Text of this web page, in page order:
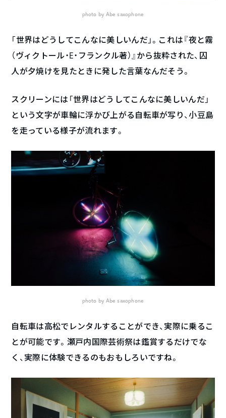
photo by Abe saxophone
「世界はどうしてこんなに美しいんだ」。これは『夜と霧
（ヴィクトール・E・フランクル著）』から抜粋された、囚
人が夕焼けを見たときに発した言葉なんだそう。
スクリーンには「世界はどうしてこんなに美しいんだ」
という文字が車輪に浮かび上がる自転車が写り、小豆島
を走っている様子が流れます。
photo by Abe saxophone
自転車は高松でレンタルすることができ、実際に乗るこ
とが可能です。瀬戸内国際芸術祭は鑑賞するだけでな
く、実際に体験できるのもおもしろいですね。